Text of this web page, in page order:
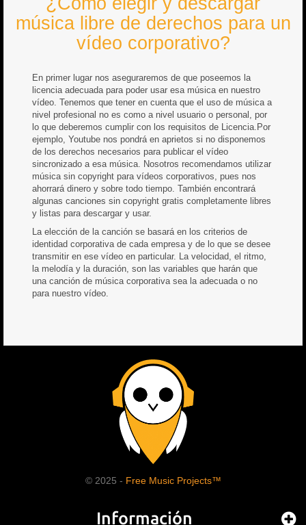
música libre de derechos para un
vídeo corporativo?
En primer lugar nos aseguraremos de que poseemos la
licencia adecuada para poder usar esa música en nuestro
vídeo. Tenemos que tener en cuenta que el uso de música a
nivel profesional no es como a nivel usuario o personal, por
lo que deberemos cumplir con los requisitos de Licencia.Por
ejemplo, Youtube nos pondrá en aprietos si no disponemos
de los derechos necesarios para publicar el vídeo
sincronizado a esa música. Nosotros recomendamos utilizar
música sin copyright para vídeos corporativos, pues nos
ahorrará dinero y sobre todo tiempo. También encontrará
algunas canciones sin copyright gratis completamente libres
y listas para descargar y usar.
La elección de la canción se basará en los criterios de
identidad corporativa de cada empresa y de lo que se desee
transmitir en ese vídeo en particular. La velocidad, el ritmo,
la melodía y la duración, son las variables que harán que
una canción de música corporativa sea la adecuada o no
para nuestro vídeo.
© 2025 - Free Music Projects™
Información